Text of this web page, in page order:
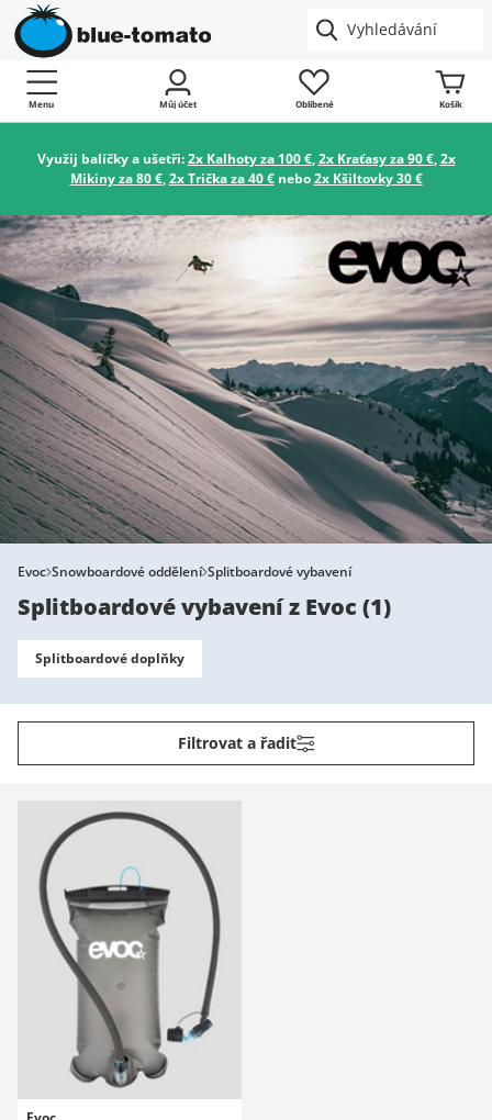
Menu Můj účet Oblíbené Košík
Využij balíčky a ušetři:2x Kalhoty za 100 €,2x Kraťasy za 90 €,2x
Mikiny za 80 €,2x Trička za 40 €nebo2x Kšiltovky 30 €
Evoc Snowboardové oddělení Splitboardové vybavení
Splitboardové vybavení z Evoc (1)
Splitboardové doplňky
Filtrovat a řadit